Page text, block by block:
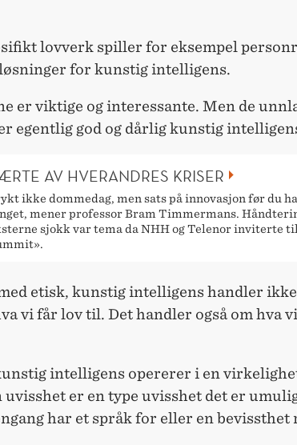
lovverk spiller for eksempel
for kunstig intelligens.
er viktige og interessante. Men de
egentlig god og dårlig kunstig
AV HVERANDRES KRISER
ikke dommedag, men sats på innovasjon før du
mener professor Bram Timmermans.
sjokk var tema da NHH og Telenor inviterte
etisk, kunstig intelligens handler ikke
vi får lov til. Det handler også om hva
intelligens opererer i en
uvisshet er en type uvisshet det er
har et språk for eller en bevissthet